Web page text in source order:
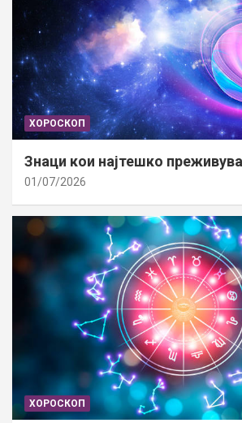
ХОРОСКОП
Знаци кои најтешко
01/07/2026
ХОРОСКОП